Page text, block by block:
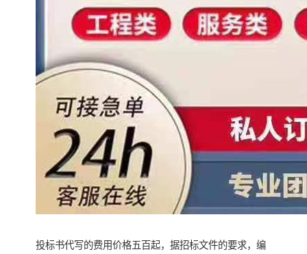
投标书代写的费用价格五百起，据招标文件的要求，编